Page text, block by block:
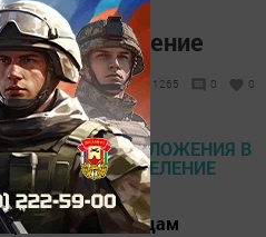
поселение
- 05:40 1265 0 0
кильдюшевцам